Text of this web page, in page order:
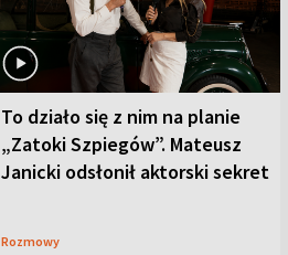
To działo się z nim na planie
„Zatoki Szpiegów”. Mateusz
Janicki odsłonił aktorski sekret
Rozmowy